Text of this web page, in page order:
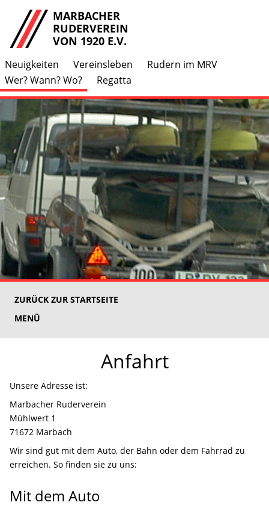
MARBACHER
RUDERVEREIN
VON 1920 E.V.
Neuigkeiten Vereinsleben
Rudern im MRV
Wer? Wann? Wo?
Regatta
ZURÜCK ZUR STARTSEITE
MENÜ
Anfahrt
Unsere Adresse ist:
Marbacher Ruderverein
Mühlwert 1
71672 Marbach
Wir sind gut mit dem Auto, der Bahn oder dem Fahrrad zu
erreichen. So finden sie zu uns:
Mit dem Auto